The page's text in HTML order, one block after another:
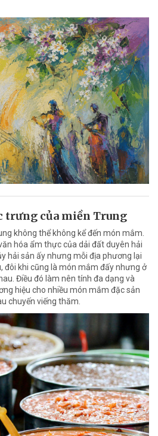
trưng của miền Trung
không thể không kể đến món mắm.
hóa ẩm thực của dải đất duyên hải
hải sản ấy nhưng mỗi địa phương lại
đôi khi cũng là món mắm đấy nhưng ở
Điều đó làm nên tính đa dạng và
hiệu cho nhiều món mắm đặc sản
chuyến viếng thăm.